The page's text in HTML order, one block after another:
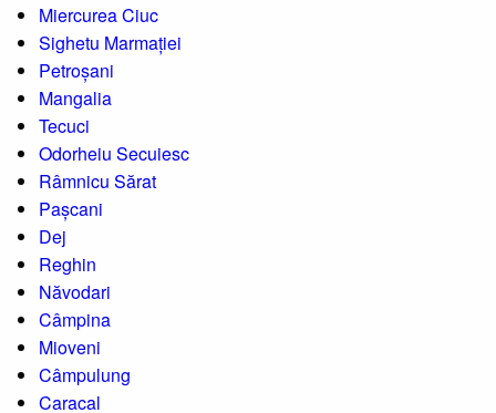
Miercurea Ciuc
Sighetu Marmației
Petroșani
Mangalia
Tecuci
Odorheiu Secuiesc
Râmnicu Sărat
Pașcani
Dej
Reghin
Năvodari
Câmpina
Mioveni
Câmpulung
Caracal